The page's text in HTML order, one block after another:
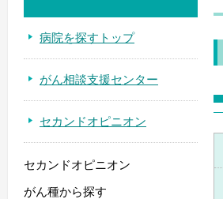
病院を探すトップ
がん相談支援センター
セカンドオピニオン
セカンドオピニオン
がん種から探す